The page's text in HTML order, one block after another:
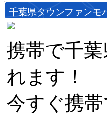
千葉県タウンファンモ
携帯で千
れます！
今すぐ携